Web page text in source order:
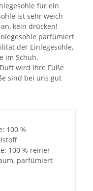
für ein
ist sehr weich
kein drücken!
parfümiert
der Einlegesohle,
im Schuh.
wird Ihre Füße
sind bei uns gut
100 %
100 % reiner
parfümiert